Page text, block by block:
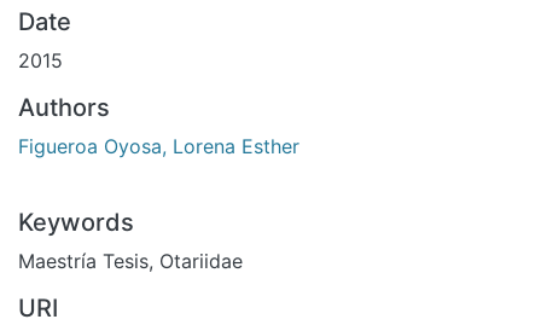
Date
2015
Authors
Figueroa Oyosa, Lorena Esther
Keywords
Maestría Tesis, Otariidae
URI